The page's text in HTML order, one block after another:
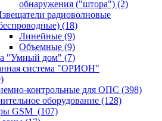
обнаружения ("штора") (2)
радиоволновые
(18)
Линейные (9)
Объемные (9)
"Умный дом" (7)
система "ОРИОН"
контрольные для ОПС (398)
оборудование (128)
GSM (107)